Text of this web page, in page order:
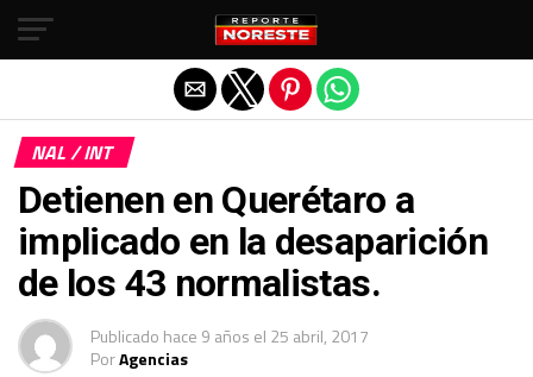
NAL / INT
Detienen en Querétaro a
implicado en la desaparición
de los 43 normalistas.
Publicado hace 9 años el 25 abril, 2017
PorAgencias
Salir de la versión móvil